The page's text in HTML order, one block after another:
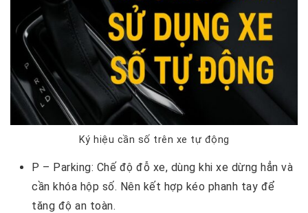
Ký hiệu cần số trên xe tự động
P – Parking: Chế độ đỗ xe, dùng khi xe dừng hẳn và
cần khóa hộp số. Nên kết hợp kéo phanh tay để
tăng độ an toàn.